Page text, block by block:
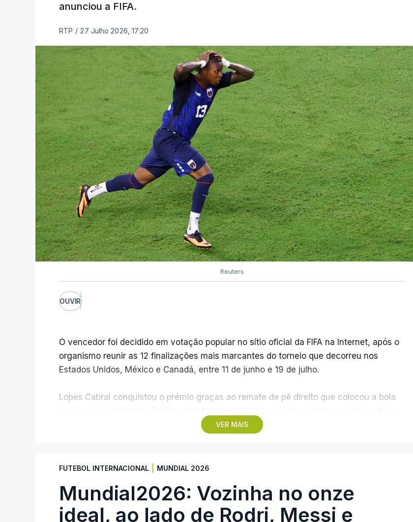
anunciou a FIFA.
RTP / 27 Julho 2026, 17:20
Reuters
OUVIR
VER MAIS
O vencedor foi decidido em votação popular no sítio oficial da FIFA na Internet, após o
organismo reunir as 12 finalizações mais marcantes do torneio que decorreu nos
Estados Unidos, México e Canadá, entre 11 de junho e 19 de julho.
Lopes Cabral conquistou o prémio graças ao remate de pé direito que colocou a bola
recordando o momento que fez Cabo Verde sonhar alto na sua primeira participação
O ex-lateral do Benfica considerou que o galardão “é um enorme orgulho e um
FUTEBOL INTERNACIONAL MUNDIAL 2026
Mundial2026: Vozinha no onze
ideal, ao lado de Rodri, Messi e